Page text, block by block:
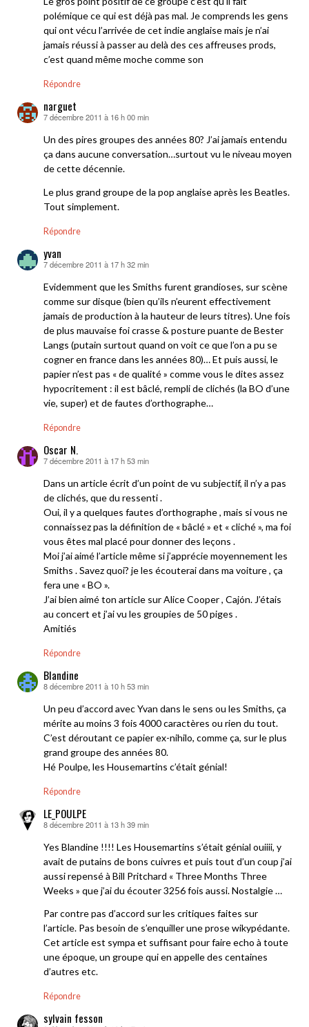
polémique ce qui est déjà pas mal. Je comprends les gens
qui ont vécu l’arrivée de cet indie anglaise mais je n’ai
jamais réussi à passer au delà des ces affreuses prods,
c’est quand même moche comme son
Répondre
narguet
dit :
7 décembre 2011 à 16 h 00 min
Un des pires groupes des années 80? J’ai jamais entendu
ça dans aucune conversation…surtout vu le niveau moyen
de cette décennie.
Le plus grand groupe de la pop anglaise après les Beatles.
Tout simplement.
Répondre
yvan
dit :
7 décembre 2011 à 17 h 32 min
Evidemment que les Smiths furent grandioses, sur scène
comme sur disque (bien qu’ils n’eurent effectivement
jamais de production à la hauteur de leurs titres). Une fois
de plus mauvaise foi crasse & posture puante de Bester
Langs (putain surtout quand on voit ce que l’on a pu se
cogner en france dans les années 80)… Et puis aussi, le
papier n’est pas « de qualité » comme vous le dites assez
hypocritement : il est bâclé, rempli de clichés (la BO d’une
vie, super) et de fautes d’orthographe…
Répondre
Oscar N.
dit :
7 décembre 2011 à 17 h 53 min
Dans un article écrit d’un point de vu subjectif, il n’y a pas
de clichés, que du ressenti .
Oui, il y a quelques fautes d’orthographe , mais si vous ne
connaissez pas la définition de « bâclé » et « cliché », ma foi
vous êtes mal placé pour donner des leçons .
Moi j’ai aimé l’article même si j’apprécie moyennement les
Smiths . Savez quoi? je les écouterai dans ma voiture , ça
fera une « BO ».
J’ai bien aimé ton article sur Alice Cooper , Cajón. J’étais
au concert et j’ai vu les groupies de 50 piges .
Amitiés
Répondre
Blandine
dit :
8 décembre 2011 à 10 h 53 min
Un peu d’accord avec Yvan dans le sens ou les Smiths, ça
mérite au moins 3 fois 4000 caractères ou rien du tout.
C’est déroutant ce papier ex-nihilo, comme ça, sur le plus
grand groupe des années 80.
Hé Poulpe, les Housemartins c’était génial!
Répondre
LE_POULPE
dit :
8 décembre 2011 à 13 h 39 min
Yes Blandine !!!! Les Housemartins s’était génial ouiiii, y
avait de putains de bons cuivres et puis tout d’un coup j’ai
aussi repensé à Bill Pritchard « Three Months Three
Weeks » que j’ai du écouter 3256 fois aussi. Nostalgie …
Par contre pas d’accord sur les critiques faites sur
l’article. Pas besoin de s’enquiller une prose wikypédante.
Cet article est sympa et suffisant pour faire echo à toute
une époque, un groupe qui en appelle des centaines
d’autres etc.
Répondre
sylvain fesson